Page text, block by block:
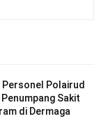
Polairud
Sakit
di Dermaga